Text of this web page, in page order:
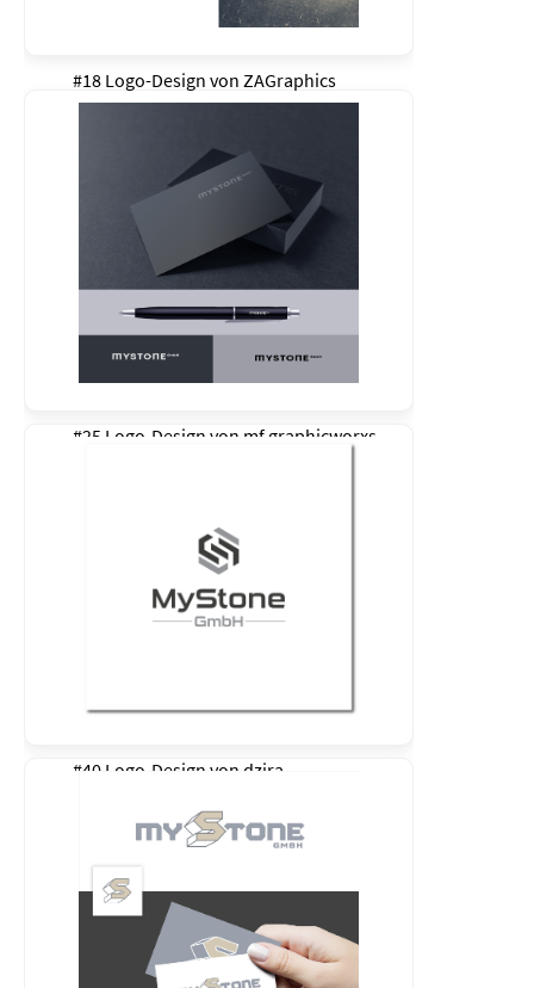
#18 Logo-Design von ZAGraphics
#25 Logo-Design von mf graphicworxs
#40 Logo-Design von dzira